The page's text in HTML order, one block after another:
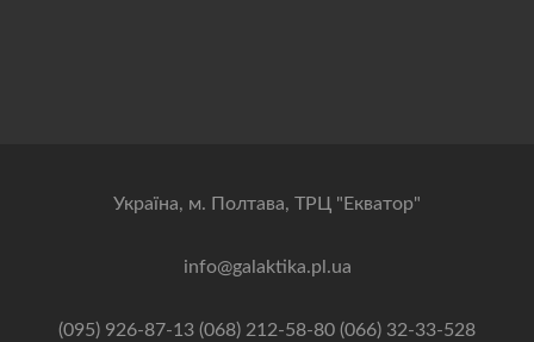
Українa, м. Полтава, ТРЦ "Екватор"
info@galaktika.pl.ua
(095) 926-87-13 (068) 212-58-80 (066) 32-33-528